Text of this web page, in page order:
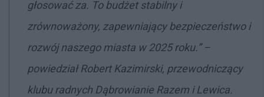
głosować za. To budżet stabilny i
zrównoważony, zapewniający bezpieczeństwo i
rozwój naszego miasta w 2025 roku.” –
powiedział Robert Kazimirski, przewodniczący
klubu radnych Dąbrowianie Razem i Lewica.